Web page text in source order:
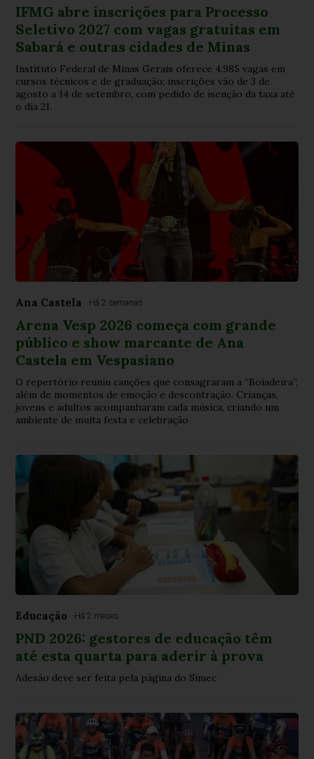
IFMG abre inscrições para Processo
Seletivo 2027 com vagas gratuitas em
Sabará e outras cidades de Minas
Instituto Federal de Minas Gerais oferece 4.985 vagas em
cursos técnicos e de graduação; inscrições vão de 3 de
agosto a 14 de setembro, com pedido de isenção da taxa até
o dia 21.
Ana Castela Há 2 semanas
Arena Vesp 2026 começa com grande
público e show marcante de Ana
Castela em Vespasiano
O repertório reuniu canções que consagraram a “Boiadeira”,
além de momentos de emoção e descontração. Crianças,
jovens e adultos acompanharam cada música, criando um
ambiente de muita festa e celebração
Educação Há 2 meses
PND 2026: gestores de educação têm
até esta quarta para aderir à prova
Adesão deve ser feita pela página do Simec